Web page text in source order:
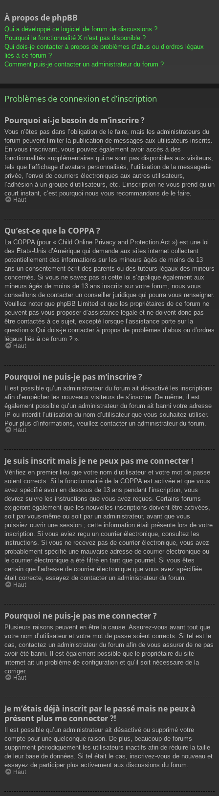
À propos de phpBB
Qui a développé ce logiciel de forum de discussions ?
Pourquoi la fonctionnalité X n’est pas disponible ?
Qui dois-je contacter à propos de problèmes d’abus ou d’ordres légaux
liés à ce forum ?
Comment puis-je contacter un administrateur du forum ?
Problèmes de connexion et d’inscription
Pourquoi ai-je besoin de m’inscrire ?
Vous n’êtes pas dans l’obligation de le faire, mais les administrateurs du
forum peuvent limiter la publication de messages aux utilisateurs inscrits.
En vous inscrivant, vous pouvez également avoir accès à des
fonctionnalités supplémentaires qui ne sont pas disponibles aux visiteurs,
tels que l’affichage d’avatars personnalisés, l’utilisation de la messagerie
privée, l’envoi de courriers électroniques aux autres utilisateurs,
l’adhésion à un groupe d’utilisateurs, etc. L’inscription ne vous prend qu’un
court instant, c’est pourquoi nous vous recommandons de le faire.
Haut
Qu’est-ce que la COPPA ?
La COPPA (pour « Child Online Privacy and Protection Act ») est une loi
des États-Unis d’Amérique qui demande aux sites internet collectant
potentiellement des informations sur les mineurs âgés de moins de 13
ans un consentement écrit des parents ou des tuteurs légaux des mineurs
concernés. Si vous ne savez pas si cette loi s’applique également aux
mineurs âgés de moins de 13 ans inscrits sur votre forum, nous vous
conseillons de contacter un conseiller juridique qui pourra vous renseigner.
Veuillez noter que phpBB Limited et que les propriétaires de ce forum ne
peuvent pas vous proposer d’assistance légale et ne doivent donc pas
être contactés à ce sujet, excepté lorsque l’assistance porte sur la
question « Qui dois-je contacter à propos de problèmes d’abus ou d’ordres
légaux liés à ce forum ? ».
Haut
Pourquoi ne puis-je pas m’inscrire ?
Il est possible qu’un administrateur du forum ait désactivé les inscriptions
afin d’empêcher les nouveaux visiteurs de s’inscrire. De même, il est
également possible qu’un administrateur du forum ait banni votre adresse
IP ou interdit l’utilisation du nom d’utilisateur que vous souhaitez utiliser.
Pour plus d’informations, veuillez contacter un administrateur du forum.
Haut
Je suis inscrit mais je ne peux pas me connecter !
Vérifiez en premier lieu que votre nom d’utilisateur et votre mot de passe
soient corrects. Si la fonctionnalité de la COPPA est activée et que vous
avez spécifié avoir en dessous de 13 ans pendant l’inscription, vous
devrez suivre les instructions que vous avez reçues. Certains forums
exigeront également que les nouvelles inscriptions doivent être activées,
soit par vous-même ou soit par un administrateur, avant que vous
puissiez ouvrir une session ; cette information était présente lors de votre
inscription. Si vous aviez reçu un courrier électronique, consultez les
instructions. Si vous ne recevez pas de courrier électronique, vous avez
probablement spécifié une mauvaise adresse de courrier électronique ou
le courrier électronique a été filtré en tant que pourriel. Si vous êtes
certain que l’adresse de courrier électronique que vous avez spécifiée
était correcte, essayez de contacter un administrateur du forum.
Haut
Pourquoi ne puis-je pas me connecter ?
Plusieurs raisons peuvent en être la cause. Assurez-vous avant tout que
votre nom d’utilisateur et votre mot de passe soient corrects. Si tel est le
cas, contactez un administrateur du forum afin de vous assurer de ne pas
avoir été banni. Il est également possible que le propriétaire du site
internet ait un problème de configuration et qu’il soit nécessaire de la
corriger.
Haut
Je m’étais déjà inscrit par le passé mais ne peux à
présent plus me connecter ?!
Il est possible qu’un administrateur ait désactivé ou supprimé votre
compte pour une quelconque raison. De plus, beaucoup de forums
suppriment périodiquement les utilisateurs inactifs afin de réduire la taille
de leur base de données. Si tel était le cas, inscrivez-vous de nouveau et
essayez de participer plus activement aux discussions du forum.
Haut